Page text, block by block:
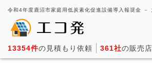
13354件の見積もり依頼 361社の販売